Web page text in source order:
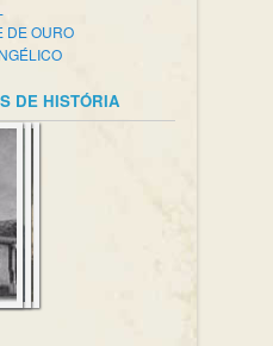
DE OURO
DE HISTÓRIA